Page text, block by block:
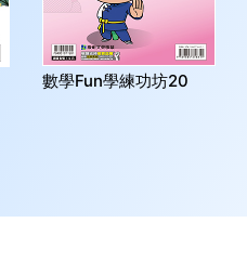
數學Fun學練功坊20